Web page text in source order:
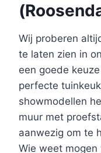
Wij proberen
te laten zien in
een goede
perfecte
showmodellen
muur met
aanwezig om te
Wie weet